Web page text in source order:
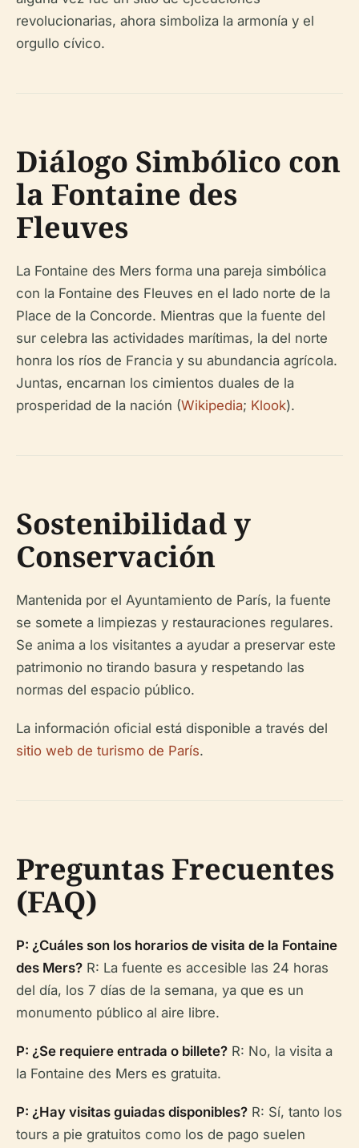
revolucionarias, ahora simboliza la armonía y el
orgullo cívico.
Diálogo Simbólico con
la Fontaine des
Fleuves
La Fontaine des Mers forma una pareja simbólica
con la Fontaine des Fleuves en el lado norte de la
Place de la Concorde. Mientras que la fuente del
sur celebra las actividades marítimas, la del norte
honra los ríos de Francia y su abundancia agrícola.
Juntas, encarnan los cimientos duales de la
prosperidad de la nación (Wikipedia; Klook).
Sostenibilidad y
Conservación
Mantenida por el Ayuntamiento de París, la fuente
se somete a limpiezas y restauraciones regulares.
Se anima a los visitantes a ayudar a preservar este
patrimonio no tirando basura y respetando las
normas del espacio público.
La información oficial está disponible a través del
sitio web de turismo de París.
Preguntas Frecuentes
(FAQ)
P: ¿Cuáles son los horarios de visita de la Fontaine
des Mers? R: La fuente es accesible las 24 horas
del día, los 7 días de la semana, ya que es un
monumento público al aire libre.
P: ¿Se requiere entrada o billete? R: No, la visita a
la Fontaine des Mers es gratuita.
P: ¿Hay visitas guiadas disponibles? R: Sí, tanto los
tours a pie gratuitos como los de pago suelen